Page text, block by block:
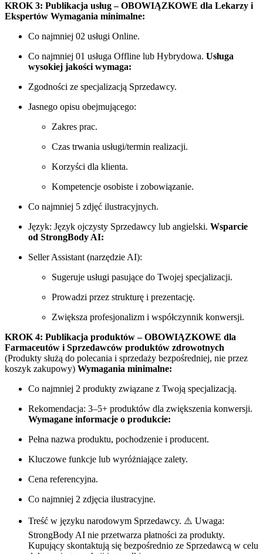
KROK 3: Publikacja usług – OBOWIĄZKOWE dla Lekarzy i
Ekspertów Wymagania minimalne:
Co najmniej 02 usługi Online.
Co najmniej 01 usługa Offline lub Hybrydowa. Usługa
wysokiej jakości wymaga:
Zgodności ze specjalizacją Sprzedawcy.
Jasnego opisu obejmującego:
Zakres prac.
Czas trwania usługi/termin realizacji.
Korzyści dla klienta.
Kompetencje osobiste i zobowiązanie.
Co najmniej 5 zdjęć ilustracyjnych.
Język: Język ojczysty Sprzedawcy lub angielski. Wsparcie
od StrongBody AI:
Seller Assistant (narzędzie AI):
Sugeruje usługi pasujące do Twojej specjalizacji.
Prowadzi przez strukturę i prezentację.
Zwiększa profesjonalizm i współczynnik konwersji.
KROK 4: Publikacja produktów – OBOWIĄZKOWE dla
Farmaceutów i Sprzedawców produktów zdrowotnych
(Produkty służą do polecania i sprzedaży bezpośredniej, nie przez
koszyk zakupowy) Wymagania minimalne:
Co najmniej 2 produkty związane z Twoją specjalizacją.
Rekomendacja: 3–5+ produktów dla zwiększenia konwersji.
Wymagane informacje o produkcie:
Pełna nazwa produktu, pochodzenie i producent.
Kluczowe funkcje lub wyróżniające zalety.
Cena referencyjna.
Co najmniej 2 zdjęcia ilustracyjne.
Treść w języku narodowym Sprzedawcy. ⚠️ Uwaga:
StrongBody AI nie przetwarza płatności za produkty.
Kupujący skontaktują się bezpośrednio ze Sprzedawcą w celu